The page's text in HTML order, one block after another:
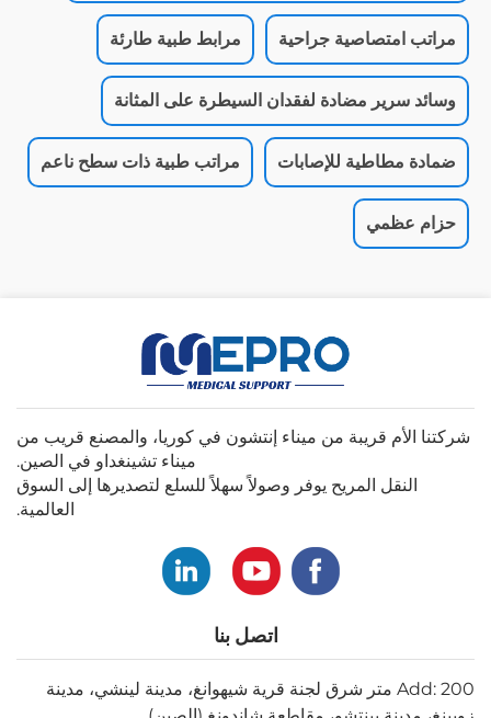
مراتب امتصاصية جراحية مرابط طبية طارئة
وسائد سرير مضادة لفقدان السيطرة على المثانة
ضمادة مطاطية للإصابات مراتب طبية ذات سطح ناعم
حزام عظمي
شركتنا الأم قريبة من ميناء إنتشون في كوريا، والمصنع قريب من
ميناء تشينغداو في الصين.
النقل المريح يوفر وصولاً سهلاً للسلع لتصديرها إلى السوق
العالمية.
اتصل بنا
Add: 200 متر شرق لجنة قرية شيهوانغ، مدينة لينشي، مدينة